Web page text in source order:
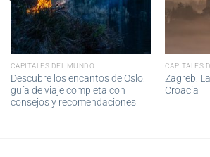
CAPITALES DEL MUNDO
Descubre los encantos de Oslo:
guía de viaje completa con
consejos y recomendaciones
CAPITALES
Zagreb:
Croacia